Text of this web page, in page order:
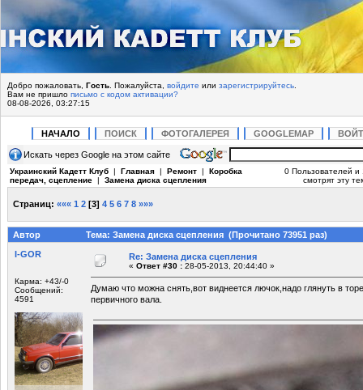
Добро пожаловать, Гость . Пожалуйста, войдите или зарегистрируйтесь
Вам не пришло письмо с кодом активации?
08-08-2026, 03:27:15
НАЧАЛО ПОИСК ФОТОГАЛЕРЕЯ GOOGLEMAP
Искать через Google на этом сайте
Украинский Кадетт Клуб | Главная | Ремонт | Коробка
передач, сцепление | Замена диска сцепления
0 Пользователей и
смотрят эту
Страниц: ««« 1 2 [3] 4 5 6 7 8 »»»
Автор
Тема: Замена диска сцепления (Прочитано 73951 раз)
I-GOR
Карма: +43/-0
Сообщений:
4591
Re: Замена диска сцепления
« Ответ #30 : 28-05-2013, 20:44:40 »
Думаю что можна снять,вот виднеется лючок,надо глянуть в
первичного вала.